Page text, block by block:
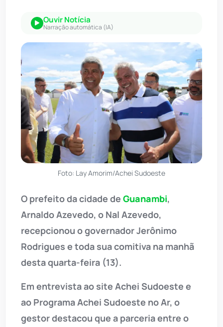
Ouvir Notícia
Narração automática (IA)
Foto: Lay Amorim/Achei Sudoeste
O prefeito da cidade de Guanambi,
Arnaldo Azevedo, o Nal Azevedo,
recepcionou o governador Jerônimo
Rodrigues e toda sua comitiva na manhã
desta quarta-feira (13).
Em entrevista ao site Achei Sudoeste e
ao Programa Achei Sudoeste no Ar, o
gestor destacou que a parceria entre o